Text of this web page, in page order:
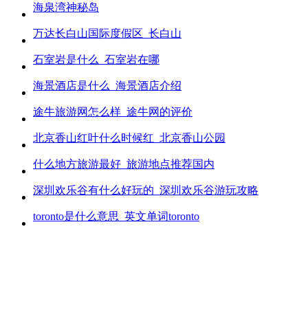
海泉湾神秘岛
万达长白山国际度假区_长白山
石室岩是什么_石室岩在哪
海景酒店是什么_海景酒店介绍
途牛旅游网怎么样_途牛网的评价
北京香山红叶什么时候红_北京香山公园
什么地方旅游最好_旅游地点推荐国内
深圳欢乐谷有什么好玩的_深圳欢乐谷游玩攻略
toronto是什么意思_英文单词toronto